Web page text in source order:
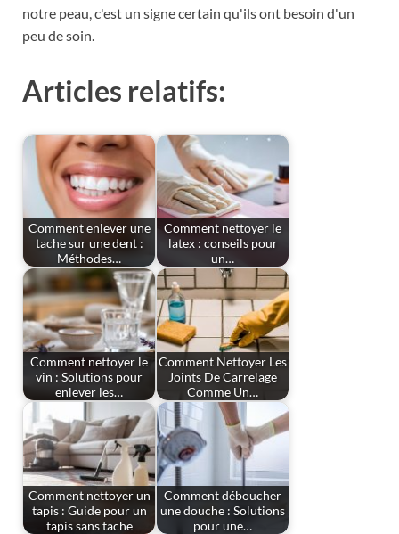
notre peau, c'est un signe certain qu'ils ont besoin d'un
peu de soin.
Articles relatifs:
Comment enlever une
tache sur une dent :
Méthodes…
Comment nettoyer le
latex : conseils pour
un…
Comment nettoyer le
vin : Solutions pour
enlever les…
Comment Nettoyer Les
Joints De Carrelage
Comme Un…
Comment nettoyer un
tapis : Guide pour un
tapis sans tache
Comment déboucher
une douche : Solutions
pour une…